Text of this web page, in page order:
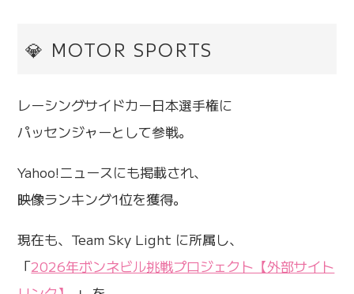
💎 MOTOR SPORTS
レーシングサイドカー日本選手権に
パッセンジャーとして参戦。
Yahoo!ニュースにも掲載され、
映像ランキング1位を獲得。
現在も、Team Sky Light に所属し、
「2026年ボンネビル挑戦プロジェクト【外部サイト